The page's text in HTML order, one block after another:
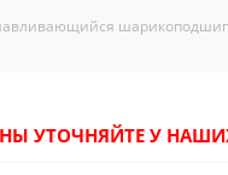
УТОЧНЯЙТЕ У